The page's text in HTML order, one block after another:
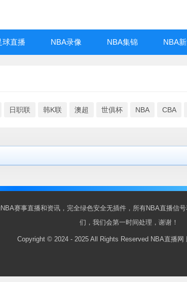
球直播 NBA录像 NBA集锦 NBA
日职联 韩K联 澳超 世俱杯 NBA CBA
赛事直播和资讯，完全绿色安全无插件，所有NBA直播信
们，我们会第一时间处理，谢谢！
Copyright © 2024 - 2025 All Rights Reserved NBA直播网